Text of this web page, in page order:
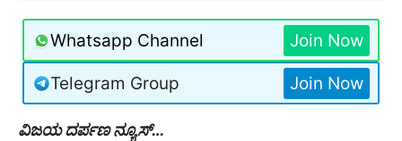
Whatsapp Channel Join Now
Telegram Group Join Now
ವಿಜಯ ದರ್ಪಣ ನ್ಯೂಸ್…